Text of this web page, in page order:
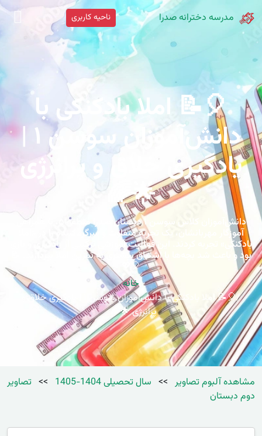
مدرسه دخترانه صدرا ناحیه کاربری
🎈📝 املا بادکنکی با
دانش‌آموزان سوسن ۱ |
یادگیری خلاق و پرانرژی
🌟🌈
دانش‌آموزان کلاس سوسن ۱ دبستان صدرا منطقه ۵، با همراهی
آموزگار مهربانشان، یک تجربه متفاوت و سرگرم‌کننده را در «املا
بادکنکی» تجربه کردند. این فعالیت آموزشی ترکیبی از یادگیری و بازی
بود و باعث شد بچه‌ها با اشتیاق بیشتری به تمرین املا بپردازند. 📝
🎈💖
خانه
🎈📝 املا بادکنکی با دانش‌آموزان سوسن ۱ | یادگیری خلاق و
پرانرژی 🌟🌈
مشاهده آلبوم تصاویر >> سال تحصیلی 1404-1405 >> تصاویر
دوم دبستان